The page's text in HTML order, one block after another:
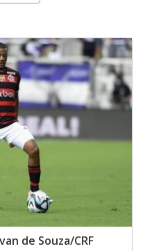
de Souza/CRF